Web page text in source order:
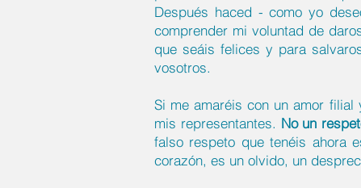
Después haced - como yo
comprender mi voluntad de
que seáis felices y para
vosotros.
Si me amaréis con un amor
mis representantes. No un
falso respeto que tenéis ahora
corazón, es un olvido, un